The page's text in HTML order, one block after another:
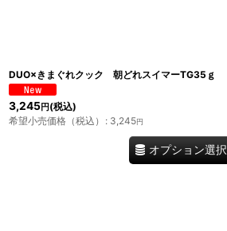
DUO×きまぐれクック 朝どれスイマーTG35ｇ
3,245円 (税込)
希望小売価格（税込） : 3,245円
オプション選択